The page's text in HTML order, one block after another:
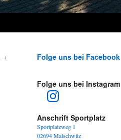
→ Folge uns bei Facebook
Folge uns bei Instagram
Instagram
Anschrift Sportplatz
Sportplatzweg 1
02694 Malschwitz